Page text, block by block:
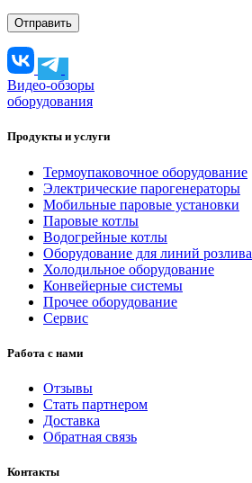
Видео-обзоры
оборудования
Продукты и услуги
Термоупаковочное оборудование
Электрические парогенераторы
Мобильные паровые установки
Паровые котлы
Водогрейные котлы
Оборудование для линий розлива
Холодильное оборудование
Конвейерные системы
Прочее оборудование
Сервис
Работа с нами
Отзывы
Стать партнером
Доставка
Обратная связь
Контакты